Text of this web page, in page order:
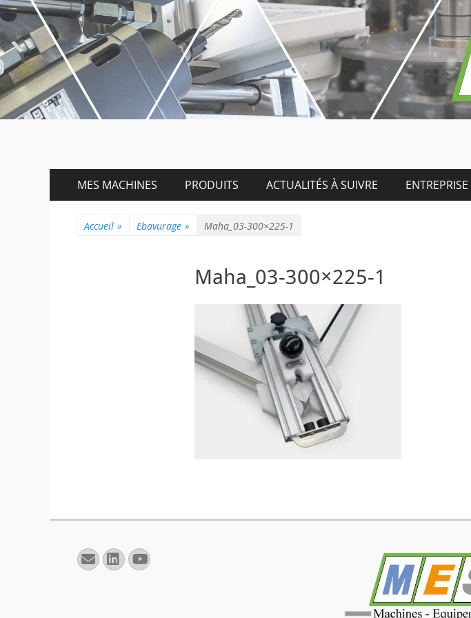
Menu
principal
MES MACHINES PRODUITS ACTUALITÉS À SUIVRE ENTREPRISE
Accueil » Ebavurage » Maha_03-300×225-1
Maha_03-300×225-1
E-
mail
Linkedin
YouTube